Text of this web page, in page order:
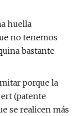
huella
no tenemos
bastante
porque la
(patente
se realicen más